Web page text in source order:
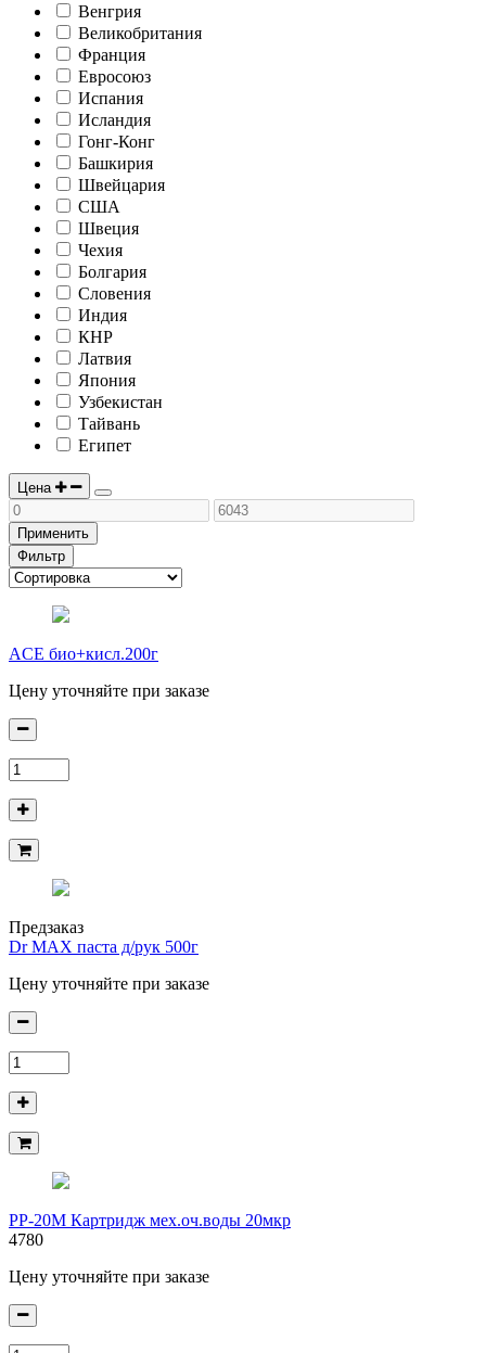
Венгрия
Великобритания
Франция
Евросоюз
Испания
Исландия
Гонг-Конг
Башкирия
Швейцария
США
Швеция
Чехия
Болгария
Словения
Индия
КНР
Латвия
Япония
Узбекистан
Тайвань
Египет
Цена
Применить
Фильтр
ACE био+кисл.200г
Цену уточняйте при заказе
Предзаказ
Dr MAX паста д/рук 500г
Цену уточняйте при заказе
PP-20M Картридж мех.оч.воды 20мкр
4780
Цену уточняйте при заказе